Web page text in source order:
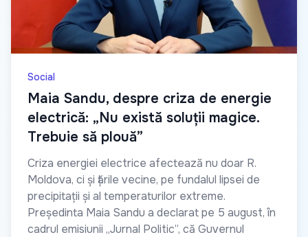
Social
Maia Sandu, despre criza de energie
electrică: „Nu există soluții magice.
Trebuie să plouă”
Criza energiei electrice afectează nu doar R.
Moldova, ci și țările vecine, pe fundalul lipsei de
precipitații și al temperaturilor extreme.
Președinta Maia Sandu a declarat pe 5 august, în
cadrul emisiunii „Jurnal Politic”, că Guvernul